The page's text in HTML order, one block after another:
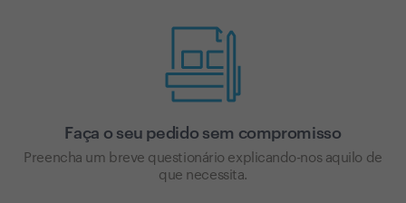
Faça o seu pedido sem compromisso
Preencha um breve questionário explicando-nos aquilo de
que necessita.